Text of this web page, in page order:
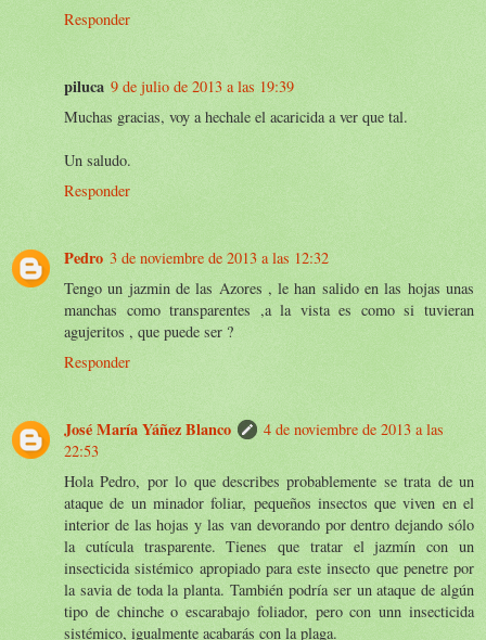
Responder
piluca 9 de julio de 2013 a las 19:39
Muchas gracias, voy a hechale el acaricida a ver que tal.
Un saludo.
Responder
Pedro 3 de noviembre de 2013 a las 12:32
Tengo un jazmin de las Azores , le han salido en las hojas unas
manchas como transparentes ,a la vista es como si tuvieran
agujeritos , que puede ser ?
Responder
José María Yáñez Blanco
4 de noviembre de 2013 a las
22:53
Hola Pedro, por lo que describes probablemente se trata de un
ataque de un minador foliar, pequeños insectos que viven en el
interior de las hojas y las van devorando por dentro dejando sólo
la cutícula trasparente. Tienes que tratar el jazmín con un
insecticida sistémico apropiado para este insecto que penetre por
la savia de toda la planta. También podría ser un ataque de algún
tipo de chinche o escarabajo foliador, pero con unn insecticida
sistémico, igualmente acabarás con la plaga.